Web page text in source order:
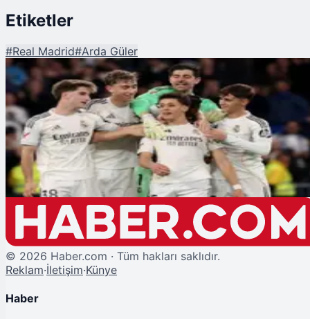
Etiketler
#Real Madrid#Arda Güler
Şu An Okunan
Arda Güler 68 Metreden Gol Attı!
© 2026 Haber.com · Tüm hakları saklıdır.
Reklam·İletişim·Künye
Haber